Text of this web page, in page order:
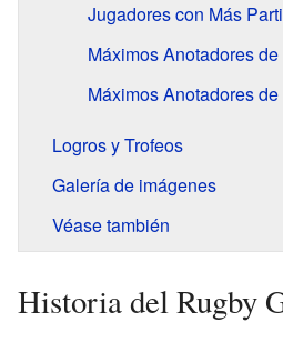
Jugadores con Más
Máximos Anotadores
Máximos Anotadores
Logros y Trofeos
Galería de imágenes
Véase también
Historia del Rugby